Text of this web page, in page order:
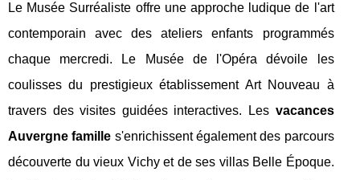
Le Musée Surréaliste offre une approche ludique de l'art
contemporain avec des ateliers enfants programmés
chaque mercredi. Le Musée de l'Opéra dévoile les
coulisses du prestigieux établissement Art Nouveau à
travers des visites guidées interactives. Les vacances
Auvergne famille s'enrichissent également des parcours
découverte du vieux Vichy et de ses villas Belle Époque.